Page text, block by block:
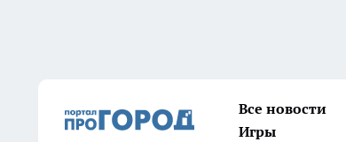
Все новости
Игры